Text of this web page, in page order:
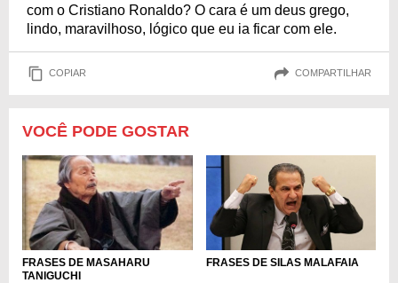
com o Cristiano Ronaldo? O cara é um deus grego,
lindo, maravilhoso, lógico que eu ia ficar com ele.
COPIAR COMPARTILHAR
VOCÊ PODE GOSTAR
FRASES DE MASAHARU
TANIGUCHI
FRASES DE SILAS MALAFAIA